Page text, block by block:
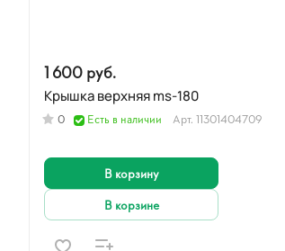
1 600 руб.
Крышка верхняя ms-180
0 Есть в наличии Арт. 11301404709
В корзину
В корзине